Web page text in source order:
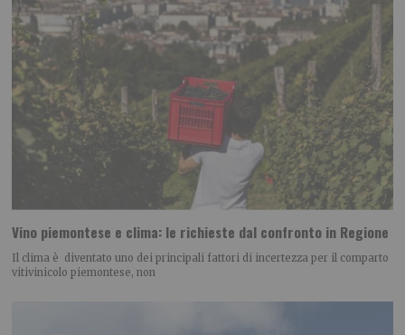
Vino piemontese e clima: le richieste dal confronto in Regione
Il clima è diventato uno dei principali fattori di incertezza per il comparto
vitivinicolo piemontese, non